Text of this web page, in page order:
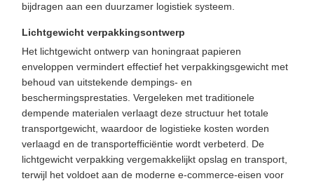
bijdragen aan een duurzamer logistiek systeem.
Lichtgewicht verpakkingsontwerp
Het lichtgewicht ontwerp van honingraat papieren
enveloppen vermindert effectief het verpakkingsgewicht met
behoud van uitstekende dempings- en
beschermingsprestaties. Vergeleken met traditionele
dempende materialen verlaagt deze structuur het totale
transportgewicht, waardoor de logistieke kosten worden
verlaagd en de transportefficiëntie wordt verbeterd. De
lichtgewicht verpakking vergemakkelijkt opslag en transport,
terwijl het voldoet aan de moderne e-commerce-eisen voor